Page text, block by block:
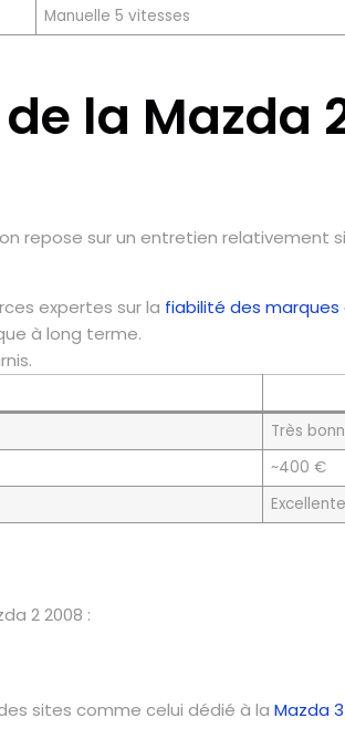
Manuelle 5 vitesses
la Mazda
repose sur un entretien
expertes sur la fiabilité des marques
à long terme.
Très
~400 €
Excellente
2 2008 :
sites comme celui dédié à la Mazda 3